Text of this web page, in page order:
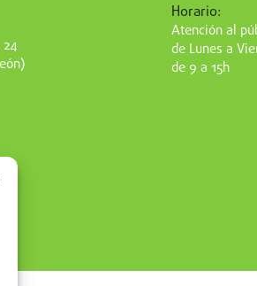
Horario:
Atención al
de Lunes a
de 9 a 15h